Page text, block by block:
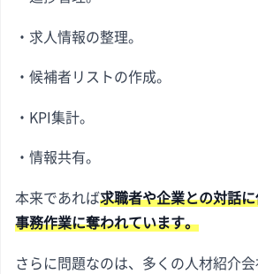
・求人情報の整理。
・候補者リストの作成。
・KPI集計。
・情報共有。
本来であれば求職者や企業との対話
事務作業に奪われています。
さらに問題なのは、多くの人材紹介